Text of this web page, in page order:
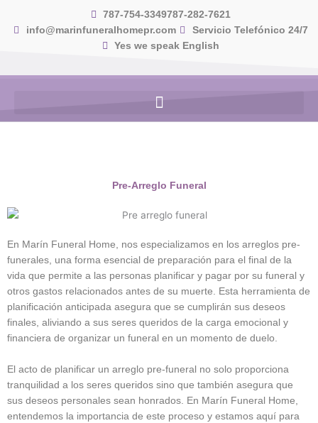
787-754-3349787-282-7621
info@marinfuneralhomepr.com
Servicio Telefónico 24/7
Yes we speak English
Pre-Arreglo Funeral
En Marín Funeral Home, nos especializamos en los arreglos pre-
funerales, una forma esencial de preparación para el final de la
vida que permite a las personas planificar y pagar por su funeral y
otros gastos relacionados antes de su muerte. Esta herramienta de
planificación anticipada asegura que se cumplirán sus deseos
finales, aliviando a sus seres queridos de la carga emocional y
financiera de organizar un funeral en un momento de duelo.
El acto de planificar un arreglo pre-funeral no solo proporciona
tranquilidad a los seres queridos sino que también asegura que
sus deseos personales sean honrados. En Marín Funeral Home,
entendemos la importancia de este proceso y estamos aquí para